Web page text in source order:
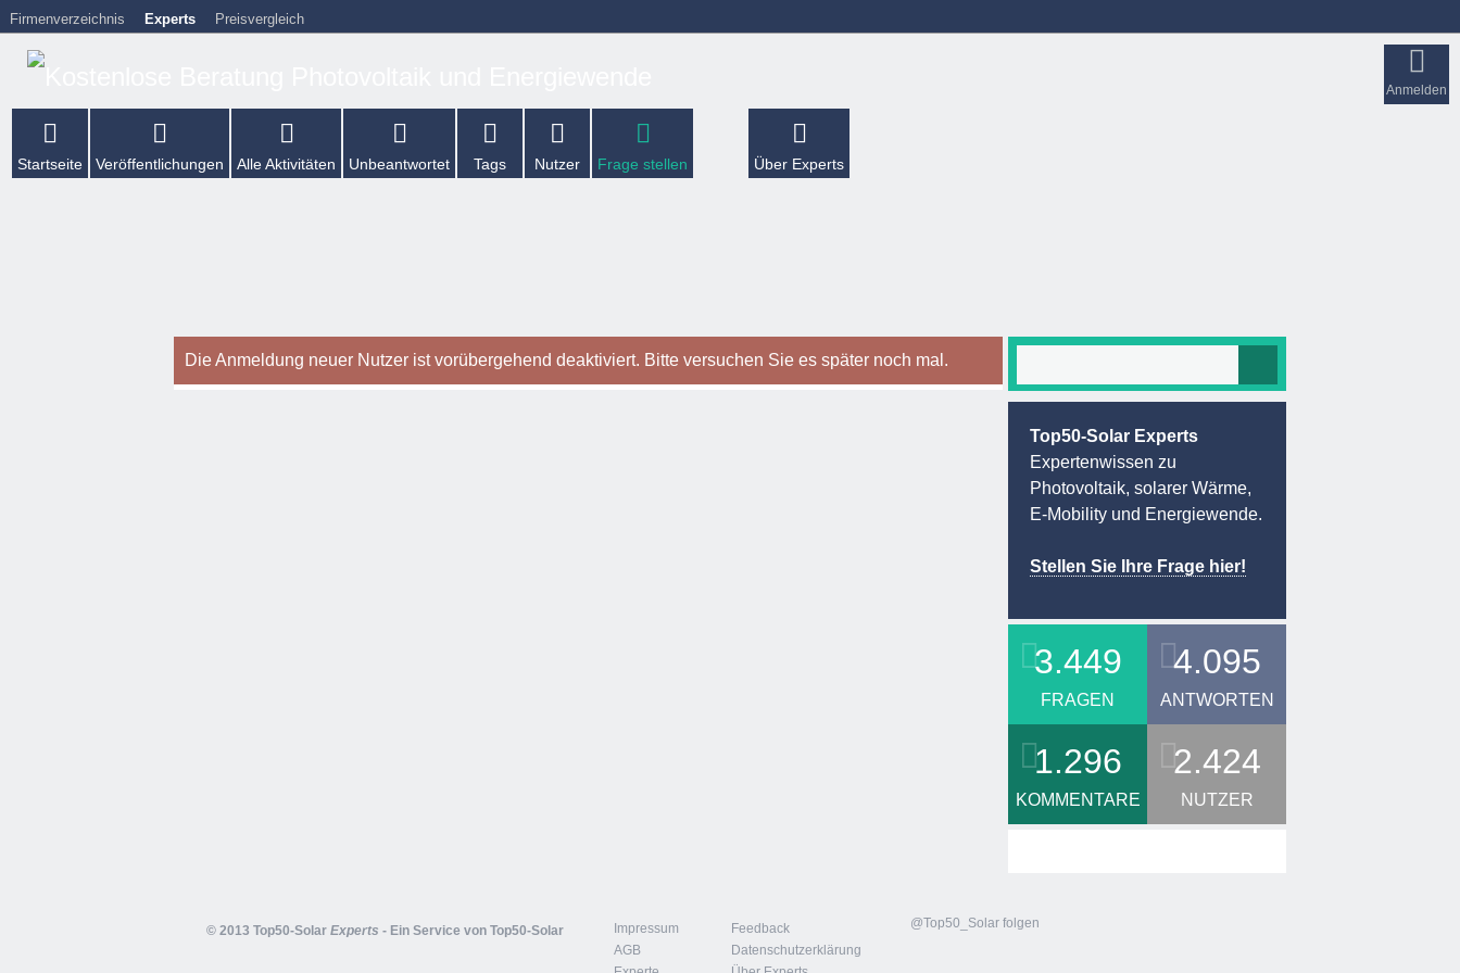
Firmenverzeichnis Experts Preisvergleich
Anmelden
Startseite Veröffentlichungen Alle Aktivitäten Unbeantwortet Tags Nutzer Frage stellen Über Experts
Die Anmeldung neuer Nutzer ist vorübergehend deaktiviert. Bitte versuchen Sie es später noch mal.
Top50-Solar Experts
Expertenwissen zu
Photovoltaik, solarer Wärme,
E-Mobility und Energiewende.
Stellen Sie Ihre Frage hier!
3.449
FRAGEN
4.095
ANTWORTEN
1.296
KOMMENTARE
2.424
NUTZER
© 2013 Top50-Solar Experts - Ein Service von Top50-Solar Impressum
Feedback
AGB
Datenschutzerklärung
@Top50_Solar folgen